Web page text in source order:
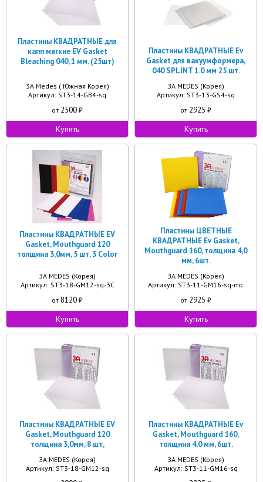
Пластины КВАДРАТНЫЕ для
капп мягкие EV Gasket
Bleaching 040, 1 мм. (25шт)
3A Medes ( Южная Корея)
Артикул: ST3-14-GB4-sq
от 2500 ₽
Купить
Пластины КВАДРАТНЫЕ Ev
Gasket для вакуумформера,
040 SPLINT 1.0 мм 25 шт.
ЗА MEDES (Корея)
Артикул: ST3-13-GS4-sq
от 2925 ₽
Купить
Пластины КВАДРАТНЫЕ EV
Gasket, Mouthguard 120
толщина 3,0мм, 5 шт, 3 Color
ЗА MEDES (Корея)
Артикул: ST3-18-GM12-sq-3C
от 8120 ₽
Купить
Пластины ЦВЕТНЫЕ
КВАДРАТНЫЕ Ev Gasket,
Mouthguard 160, толщина 4,0
мм, 6шт.
ЗА MEDES (Корея)
Артикул: ST3-11-GM16-sq-mc
от 2925 ₽
Купить
Пластины КВАДРАТНЫЕ EV
Gasket, Mouthguard 120
толщина 3,0мм, 8 шт,
ЗА MEDES (Корея)
Артикул: ST3-18-GM12-sq
Пластины КВАДРАТНЫЕ Ev
Gasket, Mouthguard 160,
толщина 4,0 мм, 6шт.
ЗА MEDES (Корея)
Артикул: ST3-11-GM16-sq